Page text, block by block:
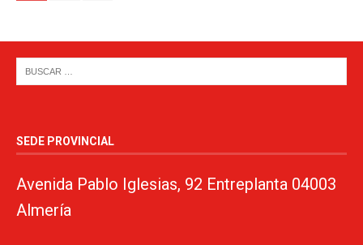
SEDE PROVINCIAL
Avenida Pablo Iglesias, 92 Entreplanta 04003
Almería